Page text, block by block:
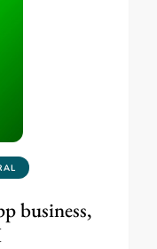
business,